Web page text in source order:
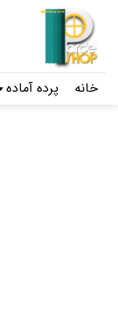
خانه پرده آماده